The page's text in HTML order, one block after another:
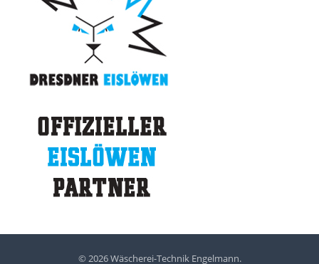
© 2026 Wäscherei-Technik Engelmann.